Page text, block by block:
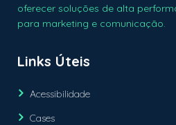
oferecer soluções de alta
para marketing e comunicação.
Links Úteis
Acessibilidade
Cases